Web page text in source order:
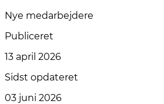
Nye medarbejdere
Publiceret
13 april 2026
Sidst opdateret
03 juni 2026